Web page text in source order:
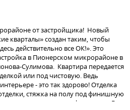
от застройщика! Новый
кварталы» создан таким, чтобы
действительно все ОК!». Это
в Пионерском микрорайоне в
Сулимова. Квартира передается
или под чистовую. Ведь
- это так здорово! Отделка
стяжка на полу под финишную
установлена электрофурнитура. В